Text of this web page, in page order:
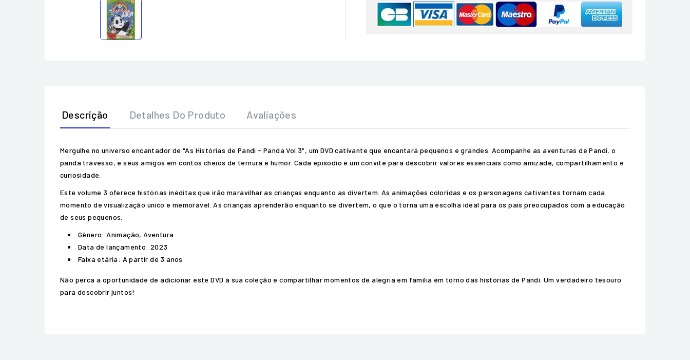
Descrição Detalhes Do Produto Avaliações
Mergulhe no universo encantador de "As Histórias de Pandi - Panda Vol.3", um DVD cativante que encantará pequenos e grandes. Acompanhe as aventuras de Pandi, o
panda travesso, e seus amigos em contos cheios de ternura e humor. Cada episódio é um convite para descobrir valores essenciais como amizade, compartilhamento e
curiosidade.
Este volume 3 oferece histórias inéditas que irão maravilhar as crianças enquanto as divertem. As animações coloridas e os personagens cativantes tornam cada
momento de visualização único e memorável. As crianças aprenderão enquanto se divertem, o que o torna uma escolha ideal para os pais preocupados com a educação
de seus pequenos.
Gênero: Animação, Aventura
Data de lançamento: 2023
Faixa etária: A partir de 3 anos
Não perca a oportunidade de adicionar este DVD à sua coleção e compartilhar momentos de alegria em família em torno das histórias de Pandi. Um verdadeiro tesouro
para descobrir juntos!